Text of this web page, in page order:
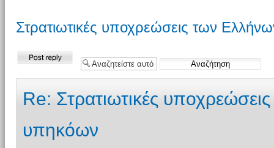
Στρατιωτικές υποχρεώσεις των
Δημιουργία
Re: Στρατιωτικές
υπηκόων